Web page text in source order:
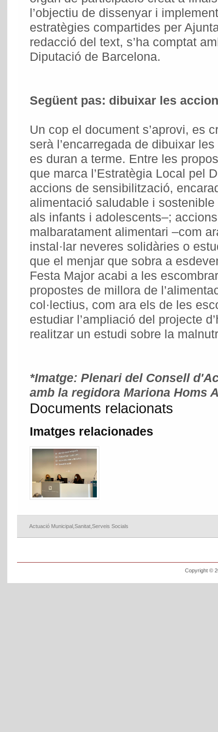
l’objectiu de dissenyar i
estratègies compartides per
redacció del text, s’ha comptat
Diputació de Barcelona.
Següent pas: dibuixar les
Un cop el document s’aprovi, es
serà l’encarregada de dibuixar
es duran a terme. Entre les
que marca l’Estratègia Local pel
accions de sensibilització,
alimentació saludable i
als infants i adolescents–;
malbaratament alimentari –com
instal·lar neveres solidàries o
que el menjar que sobra a
Festa Major acabi a les
propostes de millora de
col·lectius, com ara els de les
estudiar l’ampliació del projecte
realitzar un estudi sobre la
*Imatge: Plenari del Consell
amb la regidora Mariona Homs
Documents relacionats
Imatges relacionades
Actuació Municipal Sanitat Serveis Socials
Copyright ©